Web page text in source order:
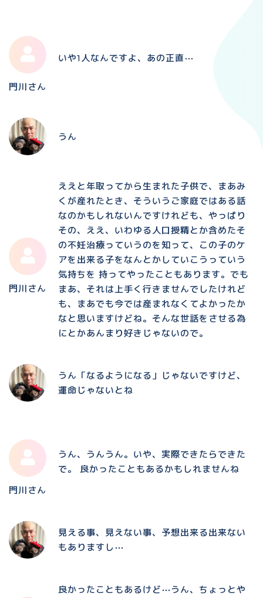
門川さん
いや1人なんですよ、あの正直⋯
うん
門川さん
ええと年取ってから生まれた子供で、まあみ
くが産れたとき、そういうご家庭ではある話
なのかもしれないんですけれども、やっぱり
その、ええ、いわゆる人口授精とか含めたそ
の不妊治療っていうのを知って、この子のケ
アを出来る子をなんとかしていこうっていう
気持ちを 持ってやったこともあります。でも
まあ、それは上手く行きませんでしたけれど
も、まあでも今では産まれなくてよかったか
なと思いますけどね。そんな世話をさせる為
にとかあんまり好きじゃないので。
うん「なるようになる」じゃないですけど、
運命じゃないとね
門川さん
うん、うんうん。いや、実際できたらできた
で。 良かったこともあるかもしれませんね
見える事、見えない事、予想出来る出来ない
もありますし⋯
良かったこともあるけど⋯うん、ちょっとや